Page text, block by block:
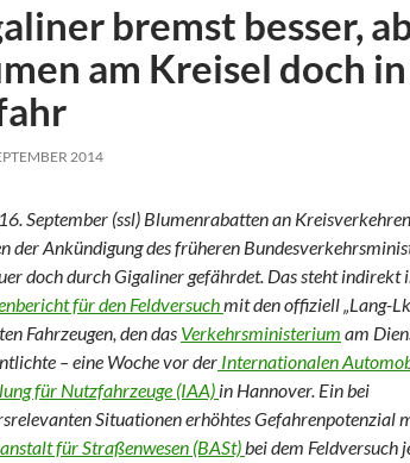
bremst besser,
am Kreisel doch in
2014
September (ssl) Blumenrabatten an
der Ankündigung des früheren
doch durch Gigaliner gefährdet. Das steht indirekt
für den Feldversuchmit den offiziell „Lang-
Fahrzeugen, den das Verkehrsministerium am
– eine Woche vor der Internationalen
für Nutzfahrzeuge (IAA) in Hannover. Ein bei
Situationen erhöhtes Gefahrenpotenzial
für Straßenwesen (BASt)bei dem Feldversuch